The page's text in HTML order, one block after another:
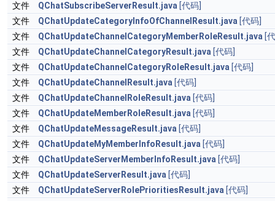
文件
QChatSubscribeServerResult.java [代码]
文件
QChatUpdateCategoryInfoOfChannelResult.java [代码]
文件
QChatUpdateChannelCategoryMemberRoleResult.java [
文件
QChatUpdateChannelCategoryResult.java [代码]
文件
QChatUpdateChannelCategoryRoleResult.java [代码]
文件
QChatUpdateChannelResult.java [代码]
文件
QChatUpdateChannelRoleResult.java [代码]
文件
QChatUpdateMemberRoleResult.java [代码]
文件
QChatUpdateMessageResult.java [代码]
文件
QChatUpdateMyMemberInfoResult.java [代码]
文件
QChatUpdateServerMemberInfoResult.java [代码]
文件
QChatUpdateServerResult.java [代码]
文件
QChatUpdateServerRolePrioritiesResult.java [代码]